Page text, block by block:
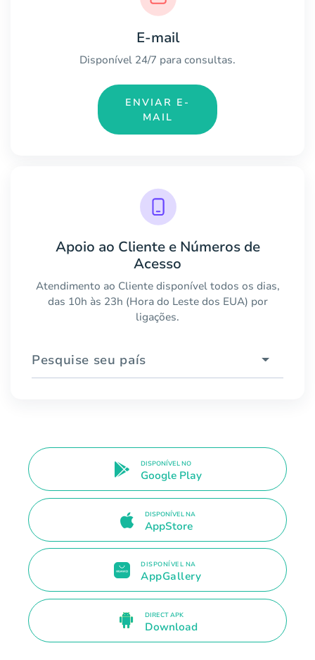
E-mail
Disponível 24/7 para consultas.
ENVIAR E-
MAIL
Apoio ao Cliente e Números de
Acesso
Atendimento ao Cliente disponível todos os dias,
das 10h às 23h (Hora do Leste dos EUA) por
ligações.
Pesquise seu país
DISPONÍVEL NO
Google Play
DISPONÍVEL NA
AppStore
DISPONÍVEL NA
AppGallery
DIRECT APK
Download